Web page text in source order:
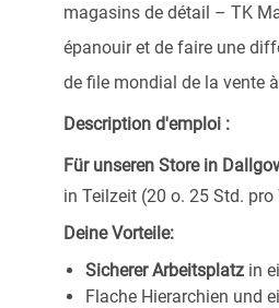
magasins de détail – TK
épanouir et de faire une
de file mondial de la vente
Description d'emploi :
Für unseren Store in
in Teilzeit (20 o. 25 Std.
Deine Vorteile:
Sicherer Arbeitsplatz in
Flache Hierarchien und